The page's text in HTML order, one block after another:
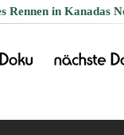
Rennen in Kanadas